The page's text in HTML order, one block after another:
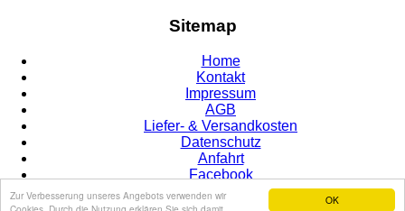
OK
Zur Verbesserung unseres Angebots verwenden wir
Sitemap
Home
Kontakt
Impressum
AGB
Liefer- & Versandkosten
Datenschutz
Anfahrt
Facebook